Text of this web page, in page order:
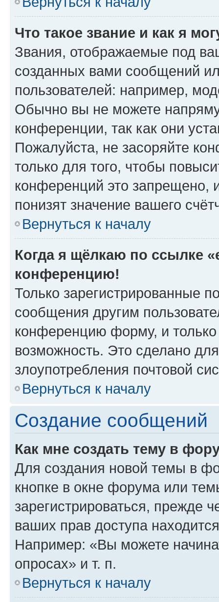
Что такое звание и как я
Звания, отображаемые под
созданных вами сообщений
пользователей: например,
Обычно вы не можете
конференции, так как они
Пожалуйста, не засоряйте
только для того, чтобы
конференций это запрещено,
понизят значение вашего
Вернуться к началу
Когда я щёлкаю по ссылке
конференцию!
Только зарегистрированные
сообщения другим
конференцию форму, и
возможность. Это сделано
злоупотребления почтовой
Вернуться к началу
Создание сообщений
Как мне создать тему в
Для создания новой темы в
кнопке в окне форума или
зарегистрироваться, прежде
ваших прав доступа
Например: «Вы можете
опросах» и т. п.
Вернуться к началу